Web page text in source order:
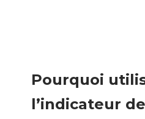
Pourquoi
l’indicateur